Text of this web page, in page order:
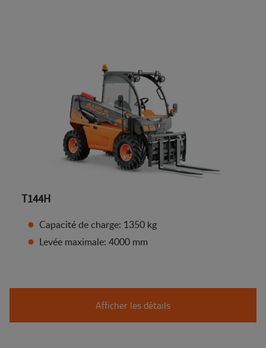
T144H
Capacité de charge: 1350 kg
Levée maximale: 4000 mm
Afficher les détails